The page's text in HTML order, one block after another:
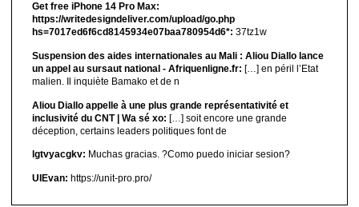
Get free iPhone 14 Pro Max:
https://writedesigndeliver.com/upload/go.php
hs=7017ed6f6cd8145934e07baa780954d6*: 37tz1w
Suspension des aides internationales au Mali : Aliou Diallo lance
un appel au sursaut national - Afriquenligne.fr: […] en péril l’Etat
malien. Il inquiète Bamako et de n
Aliou Diallo appelle à une plus grande représentativité et
inclusivité du CNT | Wa sé xo: […] soit encore une grande
déception, certains leaders politiques font de
lgtvyacgkv: Muchas gracias. ?Como puedo iniciar sesion?
UIEvan: https://unit-pro.pro/